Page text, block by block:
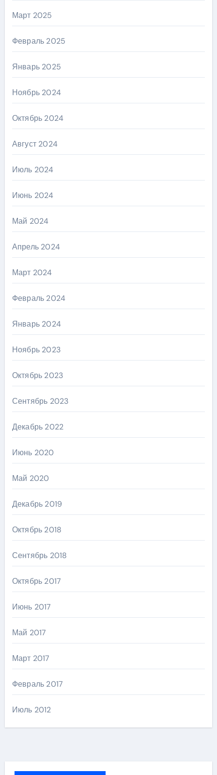
Март 2025
Февраль 2025
Январь 2025
Ноябрь 2024
Октябрь 2024
Август 2024
Июль 2024
Июнь 2024
Май 2024
Апрель 2024
Март 2024
Февраль 2024
Январь 2024
Ноябрь 2023
Октябрь 2023
Сентябрь 2023
Декабрь 2022
Июнь 2020
Май 2020
Декабрь 2019
Октябрь 2018
Сентябрь 2018
Октябрь 2017
Июнь 2017
Май 2017
Март 2017
Февраль 2017
Июль 2012